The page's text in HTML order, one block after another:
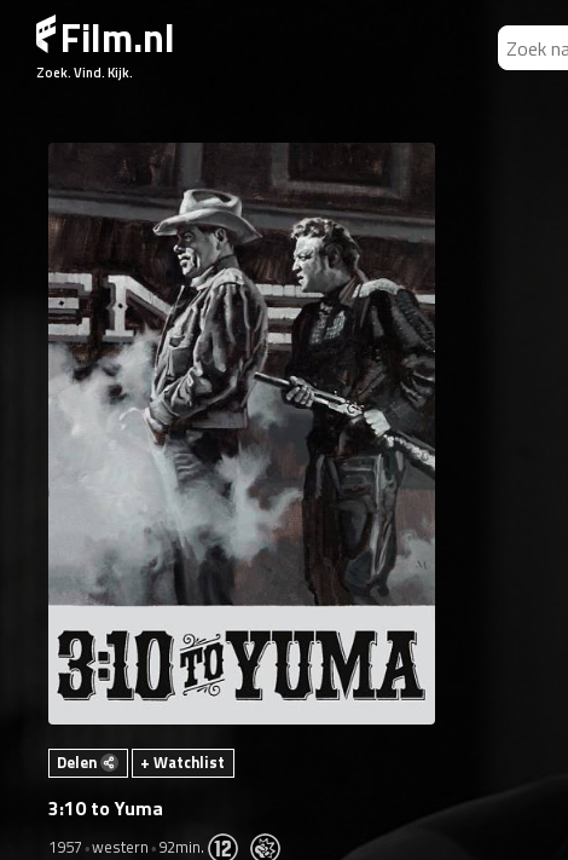
Film.nl
Zoek. Vind. Kijk.
Delen + Watchlist
3:10 to Yuma
1957 western 92min.